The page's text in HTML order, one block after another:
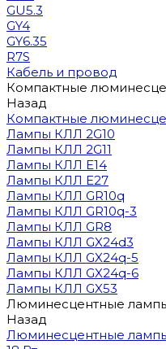
GU5.3
GY4
GY6.35
R7S
Кабель и провод
Компактные
Назад
Компактные
Лампы КЛЛ 2G10
Лампы КЛЛ 2G11
Лампы КЛЛ E14
Лампы КЛЛ E27
Лампы КЛЛ GR10q
Лампы КЛЛ GR10q-3
Лампы КЛЛ GR8
Лампы КЛЛ GX24d3
Лампы КЛЛ GX24q-5
Лампы КЛЛ GX24q-6
Лампы КЛЛ GX53
Люминесцентные
Назад
Люминесцентные